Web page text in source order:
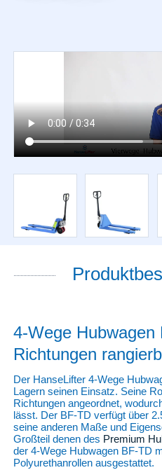
4-Wege Hubwagen
Richtungen
Der HanseLifter 4-Wege
Lagern seinen Einsatz. Seine
Richtungen angeordnet,
lässt. Der BF-TD verfügt über
seine anderen Maße und
Großteil denen des Premium
der 4-Wege Hubwagen BF-TD
Polyurethanrollen ausgestattet.